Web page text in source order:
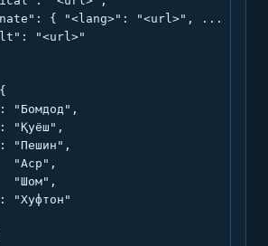
{ "<lang>": "<url>", ... },
"<url>"
"Бомдод",
"Қуёш",
"Пешин",
"Аср",
"Шом",
"Хуфтон"